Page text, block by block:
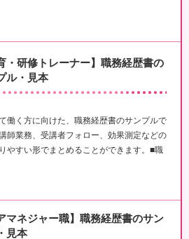
・研修トレーナー】職務経歴書の
ル・見本
働く方に向けた、職務経歴書のサンプルで
師業務、受講者フォロー、効果測定などの
やすい形でまとめることができます。■職
マネジャー職】職務経歴書のサン
見本